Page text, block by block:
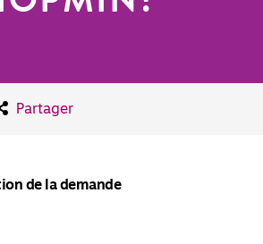
Partager
de la demande